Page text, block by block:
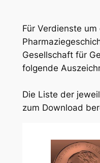
Für Verdienste
Gesellschaft für
folgende
Die Liste der
zum Download